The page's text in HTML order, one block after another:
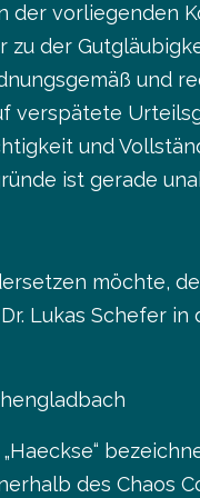
der vorliegenden
der
und
verspätete
und
ist gerade
möchte,
Lukas Schefer in
des Chaos